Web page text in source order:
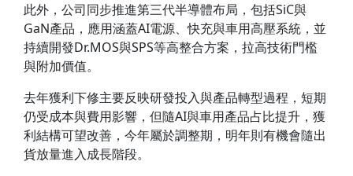
此外，公司同步推進第三代半導體布局，包括SiC與
GaN產品，應用涵蓋AI電源、快充與車用高壓系統，並
持續開發Dr.MOS與SPS等高整合方案，拉高技術門檻
與附加價值。
去年獲利下修主要反映研發投入與產品轉型過程，短期
仍受成本與費用影響，但隨AI與車用產品占比提升，獲
利結構可望改善，今年屬於調整期，明年則有機會隨出
貨放量進入成長階段。